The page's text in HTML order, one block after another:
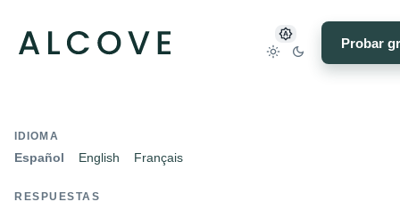
Probar
IDIOMA
Español English Français
RESPUESTAS